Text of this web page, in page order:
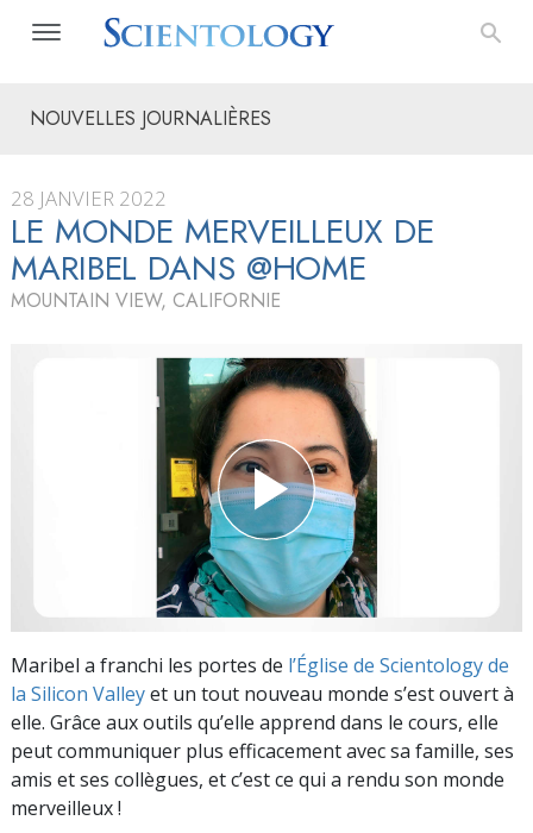
NOUVELLES JOURNALIÈRES
28 JANVIER 2022
LE MONDE MERVEILLEUX DE
MARIBEL DANS @HOME
MOUNTAIN VIEW, CALIFORNIE
Maribel a franchi les portes de l’Église de Scientology de
la Silicon Valleyet un tout nouveau monde s’est ouvert à
elle. Grâce aux outils qu’elle apprend dans le cours, elle
peut communiquer plus efficacement avec sa famille, ses
amis et ses collègues, et c’est ce qui a rendu son monde
merveilleux !